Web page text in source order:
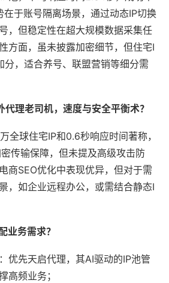
于账号隔离场景，通过动态IP切换
，但稳定性在超大规模数据采集任
方面，虽未披露加密细节，但住宅I
分，适合养号、联盟营销等细分需
理老司机，速度与安全平衡术？
球住宅IP和0.6秒响应时间著称，
传输保障，但未提及高级攻击防
商SEO优化中表现优异，但对于需
，如企业远程办公，或需结合静态I
业务需求？
：优先天启代理，其AI驱动的IP池管
高频业务；